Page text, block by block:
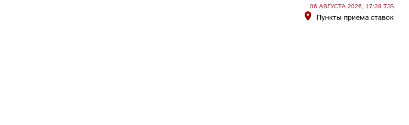
06 АВГУСТА 2026, 17:38 TJS